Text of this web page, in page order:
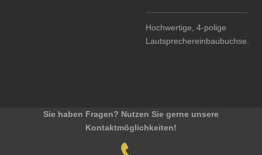
Hochwertige, 4-polige
Lautsprechereinbaubuchse.
Sie haben Fragen? Nutzen Sie gerne unsere
Kontaktmöglichkeiten!